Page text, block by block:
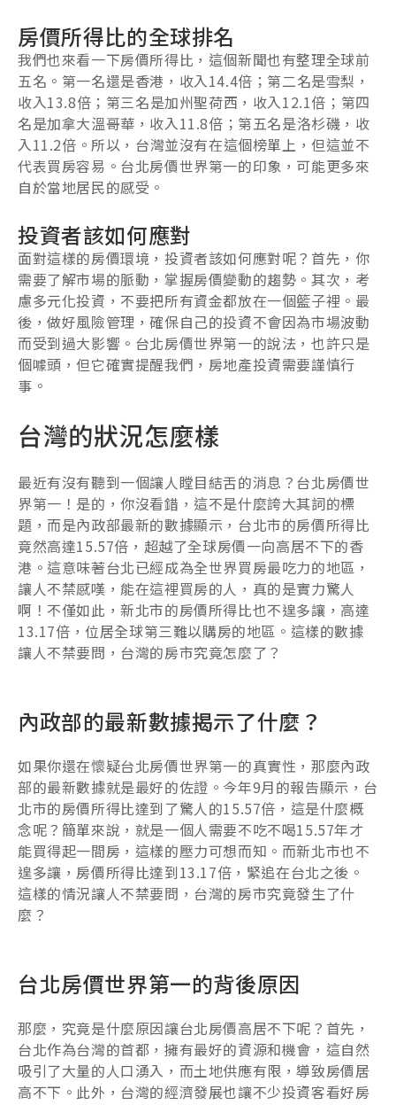
房價所得比的全球排名
我們也來看一下房價所得比，這個新聞也有整理全球前
五名。第一名還是香港，收入14.4倍；第二名是雪梨，
收入13.8倍；第三名是加州聖荷西，收入12.1倍；第四
名是加拿大溫哥華，收入11.8倍；第五名是洛杉磯，收
入11.2倍。所以，台灣並沒有在這個榜單上，但這並不
代表買房容易。台北房價世界第一的印象，可能更多來
自於當地居民的感受。
投資者該如何應對
面對這樣的房價環境，投資者該如何應對呢？首先，你
需要了解市場的脈動，掌握房價變動的趨勢。其次，考
慮多元化投資，不要把所有資金都放在一個籃子裡。最
後，做好風險管理，確保自己的投資不會因為市場波動
而受到過大影響。台北房價世界第一的說法，也許只是
個噱頭，但它確實提醒我們，房地產投資需要謹慎行
事。
台灣的狀況怎麼樣
最近有沒有聽到一個讓人瞠目結舌的消息？台北房價世
界第一！是的，你沒看錯，這不是什麼誇大其詞的標
題，而是內政部最新的數據顯示，台北市的房價所得比
竟然高達15.57倍，超越了全球房價一向高居不下的香
港。這意味著台北已經成為全世界買房最吃力的地區，
讓人不禁感嘆，能在這裡買房的人，真的是實力驚人
啊！不僅如此，新北市的房價所得比也不遑多讓，高達
13.17倍，位居全球第三難以購房的地區。這樣的數據
讓人不禁要問，台灣的房市究竟怎麼了？
內政部的最新數據揭示了什麼？
如果你還在懷疑台北房價世界第一的真實性，那麼內政
部的最新數據就是最好的佐證。今年9月的報告顯示，台
北市的房價所得比達到了驚人的15.57倍，這是什麼概
念呢？簡單來說，就是一個人需要不吃不喝15.57年才
能買得起一間房，這樣的壓力可想而知。而新北市也不
遑多讓，房價所得比達到13.17倍，緊追在台北之後。
這樣的情況讓人不禁要問，台灣的房市究竟發生了什
麼？
台北房價世界第一的背後原因
那麼，究竟是什麼原因讓台北房價高居不下呢？首先，
台北作為台灣的首都，擁有最好的資源和機會，這自然
吸引了大量的人口湧入，而土地供應有限，導致房價居
高不下。此外，台灣的經濟發展也讓不少投資客看好房